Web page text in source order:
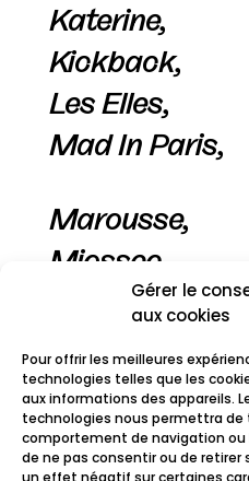
Gérer le
aux cookies
Pour offrir les meilleures
technologies telles que les
aux informations des appareils.
technologies nous permettra
comportement de navigation ou
de ne pas consentir ou de
un effet négatif sur certaines
Katerine,
Kickback,
Les Elles,
Mad In Paris,
Marousse,
Miossec,
Oneyed Jack,
Portobello
Shaî No Shaî,
Spicy Box,
Thuillier Brass